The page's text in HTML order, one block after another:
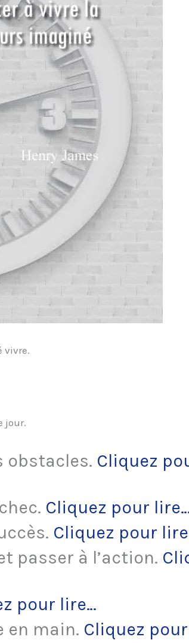
vivre.
jour.
obstacles. Cliquez
Cliquez pour
Cliquez pour
passer à l’action.
pour lire…
en main. Cliquez